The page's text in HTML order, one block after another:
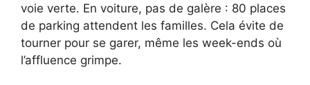
voie verte. En voiture, pas de galère : 80 places
de parking attendent les familles. Cela évite de
tourner pour se garer, même les week-ends où
l’affluence grimpe.